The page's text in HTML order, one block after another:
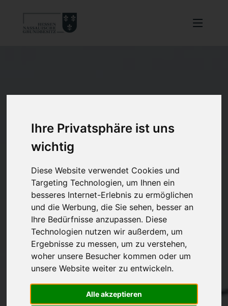
Ihre Privatsphäre ist uns
wichtig
Diese Website verwendet Cookies und
Targeting Technologien, um Ihnen ein
besseres Internet-Erlebnis zu ermöglichen
und die Werbung, die Sie sehen, besser an
Ihre Bedürfnisse anzupassen. Diese
Technologien nutzen wir außerdem, um
Ergebnisse zu messen, um zu verstehen,
woher unsere Besucher kommen oder um
unsere Website weiter zu entwickeln.
Alle akzeptieren